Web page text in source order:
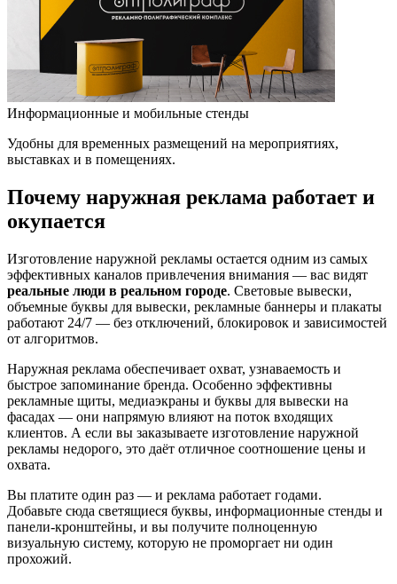
Информационные и мобильные стенды
Удобны для временных размещений на мероприятиях,
выставках и в помещениях.
Почему наружная реклама работает и
окупается
Изготовление наружной рекламы остается одним из самых
эффективных каналов привлечения внимания — вас видят
реальные люди в реальном городе. Световые вывески,
объемные буквы для вывески, рекламные баннеры и плакаты
работают 24/7 — без отключений, блокировок и зависимостей
от алгоритмов.
Наружная реклама обеспечивает охват, узнаваемость и
быстрое запоминание бренда. Особенно эффективны
рекламные щиты, медиаэкраны и буквы для вывески на
фасадах — они напрямую влияют на поток входящих
клиентов. А если вы заказываете изготовление наружной
рекламы недорого, это даёт отличное соотношение цены и
охвата.
Вы платите один раз — и реклама работает годами.
Добавьте сюда светящиеся буквы, информационные стенды и
панели-кронштейны, и вы получите полноценную
визуальную систему, которую не проморгает ни один
прохожий.